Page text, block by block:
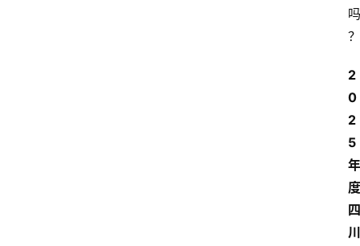
吗
？
2
0
2
5
年
度
四
川